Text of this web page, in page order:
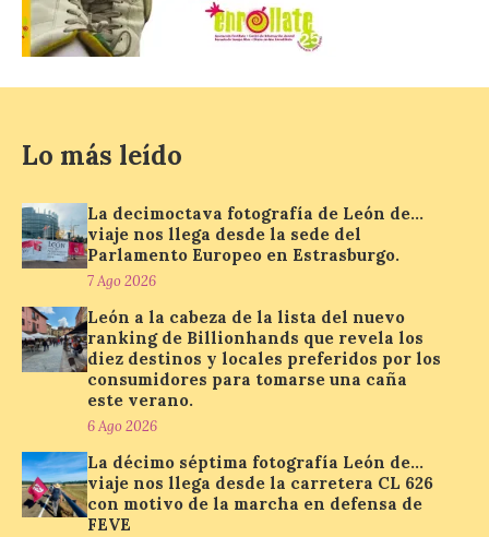
agosto con seguridad
7 Ago 2026
que permite conocer la
posición exacta del Sol y
para observar el eclipse
solar del 12 de agosto de 2026 sin
obstáculos. El visor es una herramienta a
la […]
Paradores renueva su
compromiso con La Vuelta
como patrocinador oficial
7 Ago 2026
La cadena hotelera pública
volverá a estar presente
Lo más leído
La decimoctava fotografía de León de…
viaje nos llega desde la sede del
Parlamento Europeo en Estrasburgo.
7 Ago 2026
León a la cabeza de la lista del nuevo
ranking de Billionhands que revela los
diez destinos y locales preferidos por los
consumidores para tomarse una caña
este verano.
6 Ago 2026
La décimo séptima fotografía León de…
viaje nos llega desde la carretera CL 626
con motivo de la marcha en defensa de
FEVE